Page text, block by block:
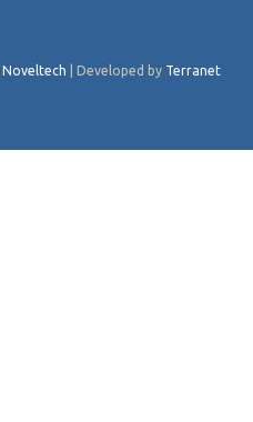
Noveltech | Developed by Terranet